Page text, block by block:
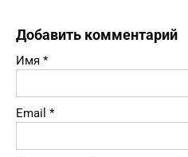
Добавить комментарий
Имя *
Email *